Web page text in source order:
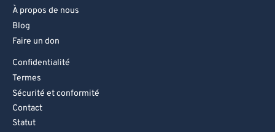
À propos de nous
Blog
Faire un don
Confidentialité
Termes
Sécurité et conformité
Contact
Statut